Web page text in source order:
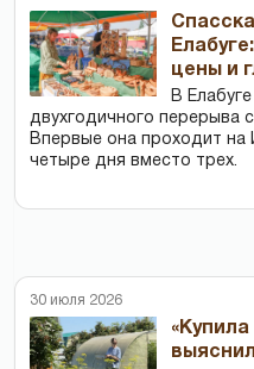
цены и
В
двухгодичного перерыва
Впервые она проходит
четыре дня вместо трех.
30 июля 2026